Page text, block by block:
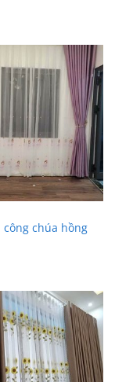
công chúa hồng